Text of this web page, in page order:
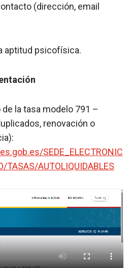
(dirección, email
aptitud psicofísica.
la tasa modelo 791 –
renovación o
SEDE_ELECTRONIC
TASAS/AUTOLIQUIDABLES